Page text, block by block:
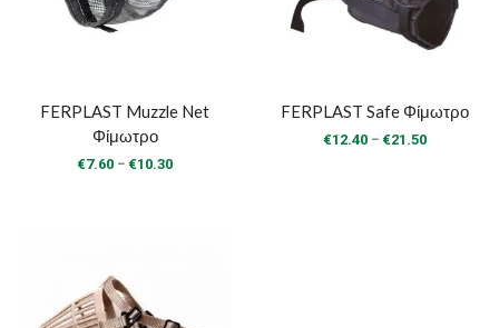
FERPLAST Muzzle Net
Φίμωτρο
€7.60 – €10.30Price
FERPLAST Safe Φίμωτρο
€12.40 – €21.50Price